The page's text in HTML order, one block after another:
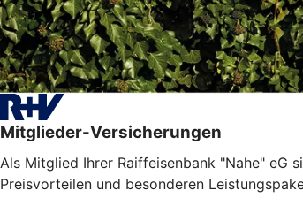
Mitglieder-Versicherungen
Als Mitglied Ihrer Raiffeisenbank "Nahe" eG
Preisvorteilen und besonderen